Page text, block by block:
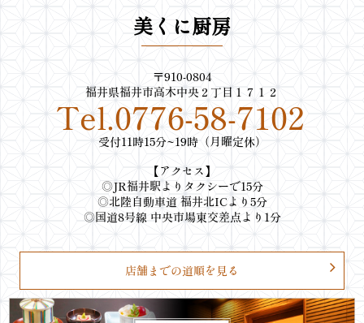
美くに厨房
〒910-0804
福井県福井市高木中央２丁目１７１２
Tel.0776-58-7102
受付11時15分~19時（月曜定休）
【アクセス】
◎JR福井駅よりタクシーで15分
◎北陸自動車道 福井北ICより5分
◎国道8号線 中央市場東交差点より1分
店舗までの道順を見る